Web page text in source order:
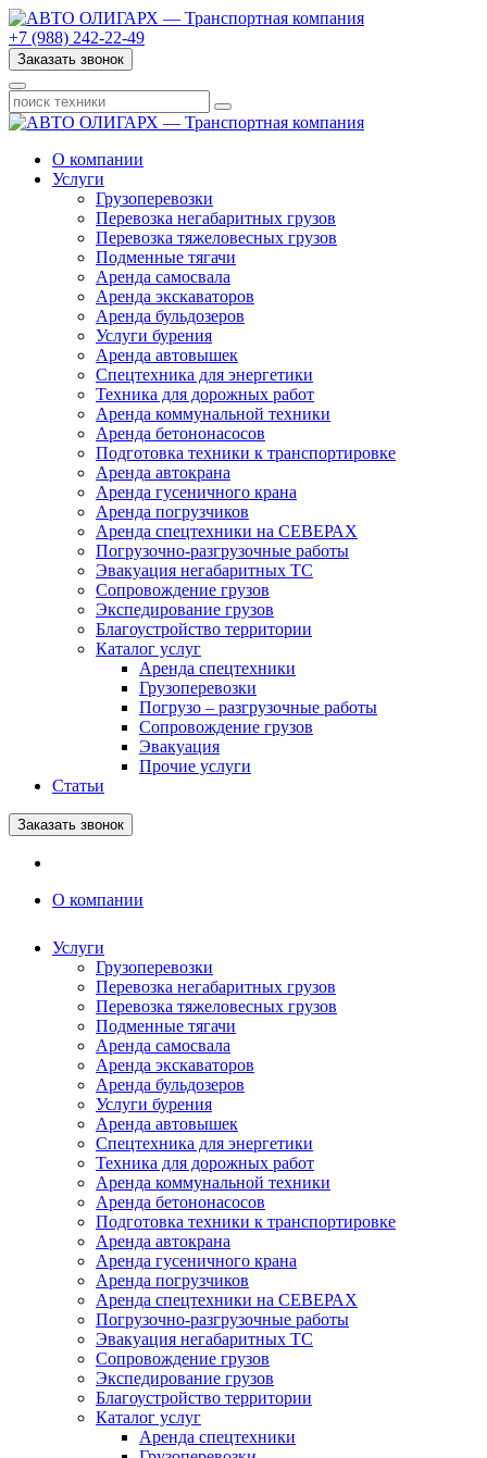
+7 (988) 242-22-49
Заказать звонок
О компании
Услуги
Грузоперевозки
Перевозка негабаритных грузов
Перевозка тяжеловесных грузов
Подменные тягачи
Аренда самосвала
Аренда экскаваторов
Аренда бульдозеров
Услуги бурения
Аренда автовышек
Спецтехника для энергетики
Техника для дорожных работ
Аренда коммунальной техники
Аренда бетононасосов
Подготовка техники к транспортировке
Аренда автокрана
Аренда гусеничного крана
Аренда погрузчиков
Аренда спецтехники на СЕВЕРАХ
Погрузочно-разгрузочные работы
Эвакуация негабаритных ТС
Сопровождение грузов
Экспедирование грузов
Благоустройство территории
Каталог услуг
Аренда спецтехники
Грузоперевозки
Погрузо – разгрузочные работы
Сопровождение грузов
Эвакуация
Прочие услуги
Статьи
Заказать звонок
О компании
Услуги
Грузоперевозки
Перевозка негабаритных грузов
Перевозка тяжеловесных грузов
Подменные тягачи
Аренда самосвала
Аренда экскаваторов
Аренда бульдозеров
Услуги бурения
Аренда автовышек
Спецтехника для энергетики
Техника для дорожных работ
Аренда коммунальной техники
Аренда бетононасосов
Подготовка техники к транспортировке
Аренда автокрана
Аренда гусеничного крана
Аренда погрузчиков
Аренда спецтехники на СЕВЕРАХ
Погрузочно-разгрузочные работы
Эвакуация негабаритных ТС
Сопровождение грузов
Экспедирование грузов
Благоустройство территории
Каталог услуг
Аренда спецтехники